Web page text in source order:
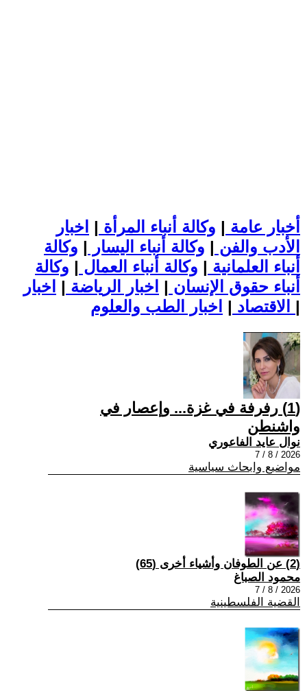
أخبار عامة | وكالة أنباء المرأة | اخبار
الأدب والفن | وكالة أنباء اليسار | وكالة
أنباء العلمانية | وكالة أنباء العمال | وكالة
أنباء حقوق الإنسان | اخبار الرياضة | اخبار
الاقتصاد | |
(1) رفرفة في غزة... وإعصار في
واشنطن
نوال عايد الفاعوري
2026 / 8 / 7
مواضيع وابحاث سياسية
(2) عن الطوفان وأشياء أخرى (65)
محمود الصباغ
2026 / 8 / 7
القضية الفلسطينية